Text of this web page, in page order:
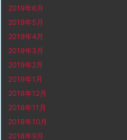
2019年6月
2019年5月
2019年4月
2019年3月
2019年2月
2019年1月
2018年12月
2018年11月
2018年10月
2018年9月